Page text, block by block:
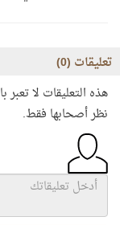
تعليقات (0
)
هذه التعليقات لا
نظر أصحابها فقط.